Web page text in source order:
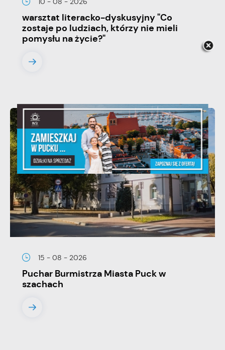
warsztat literacko-dyskusyjny "Co
zostaje po ludziach, którzy nie mieli
pomysłu na życie?"
15 - 08 - 2026
Puchar Burmistrza Miasta Puck w
szachach